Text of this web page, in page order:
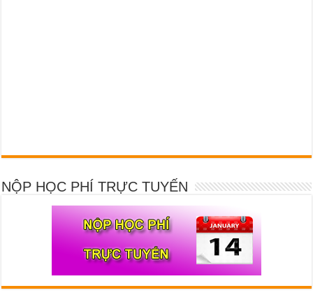
NỘP HỌC PHÍ TRỰC TUYẾN